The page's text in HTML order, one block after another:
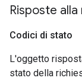
Risposte
Codici di stato
L'oggetto
stato della